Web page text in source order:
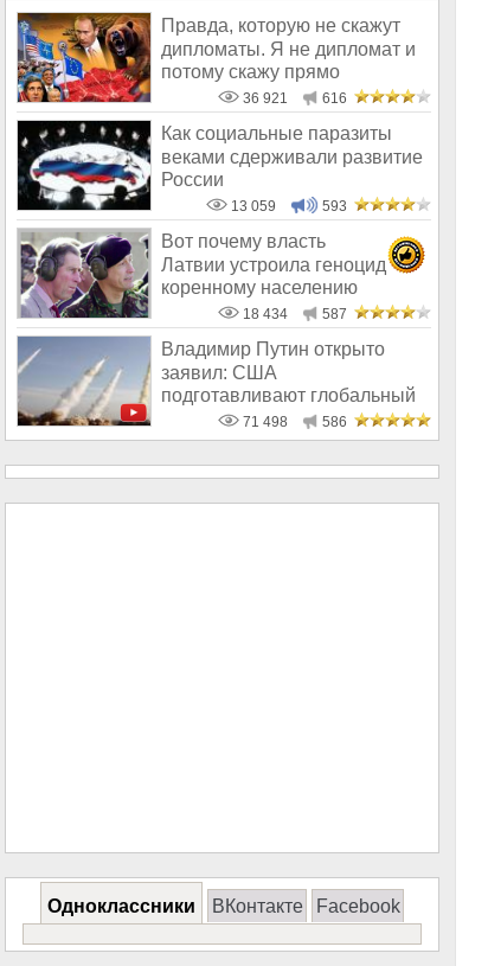
Правда, которую не скажут
дипломаты. Я не дипломат и
потому скажу прямо
36 921 616
Как социальные паразиты
веками сдерживали развитие
России
13 059 593
Вот почему власть
Латвии устроила геноцид
коренному населению
18 434 587
Владимир Путин открыто
заявил: США
подготавливают глобальный
удар по России
71 498 586
Одноклассники ВКонтакте Facebook